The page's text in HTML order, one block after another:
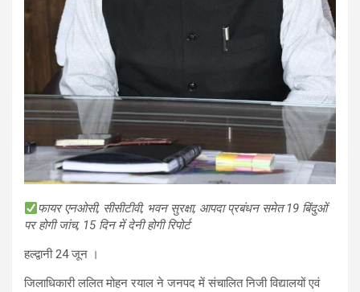
फायर एनओसी, सीसीटीवी, भवन सुरक्षा, आपदा प्रबंधन समेत 19 बिंदुओं
पर होगी जांच, 15 दिन में देनी होगी रिपोर्ट
हल्द्वानी 24 जून ।
जिलाधिकारी ललित मोहन रयाल ने जनपद में संचालित निजी विद्यालयों एवं